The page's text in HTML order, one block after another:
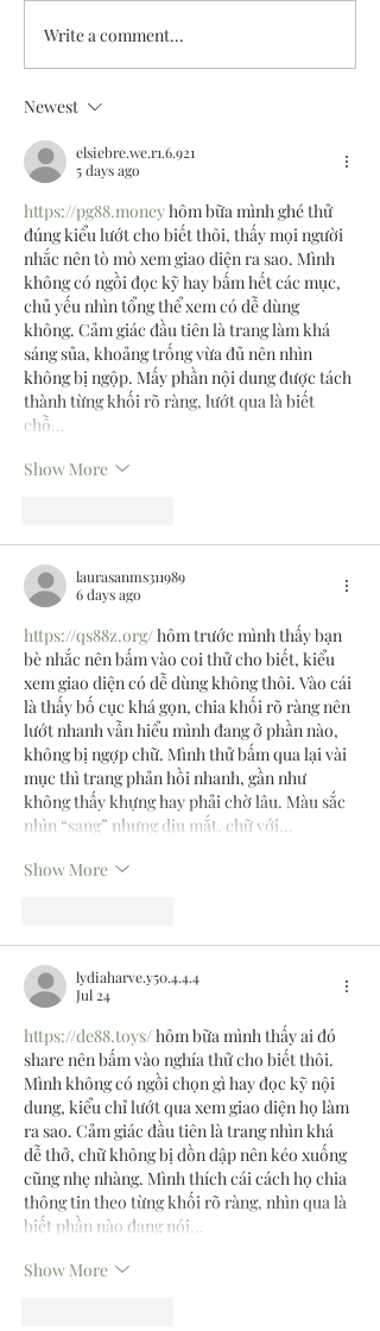
How McKinsey trains you better
than Harvard?
Write a comment...
Newest
elsiebre.we.r1.6.921
5 days ago
https://pg88.money hôm bữa mình ghé thử
đúng kiểu lướt cho biết thôi, thấy mọi người
nhắc nên tò mò xem giao diện ra sao. Mình
không có ngồi đọc kỹ hay bấm hết các mục,
chủ yếu nhìn tổng thể xem có dễ dùng
không. Cảm giác đầu tiên là trang làm khá
sáng sủa, khoảng trống vừa đủ nên nhìn
không bị ngộp. Mấy phần nội dung được tách
thành từng khối rõ ràng, lướt qua là biết
chỗ…
Show More
laurasanms311989
6 days ago
https://qs88z.org/ hôm trước mình thấy bạn
bè nhắc nên bấm vào coi thử cho biết, kiểu
xem giao diện có dễ dùng không thôi. Vào cái
là thấy bố cục khá gọn, chia khối rõ ràng nên
lướt nhanh vẫn hiểu mình đang ở phần nào,
không bị ngợp chữ. Mình thử bấm qua lại vài
mục thì trang phản hồi nhanh, gần như
không thấy khựng hay phải chờ lâu. Màu sắc
nhìn “sang” nhưng dịu mắt, chữ với…
Show More
lydiaharve.y50.4.4.4
Jul 24
https://de88.toys/ hôm bữa mình thấy ai đó
share nên bấm vào nghía thử cho biết thôi.
Mình không có ngồi chọn gì hay đọc kỹ nội
dung, kiểu chỉ lướt qua xem giao diện họ làm
ra sao. Cảm giác đầu tiên là trang nhìn khá
dễ thở, chữ không bị dồn dập nên kéo xuống
cũng nhẹ nhàng. Mình thích cái cách họ chia
thông tin theo từng khối rõ ràng, nhìn qua là
biết phần nào đang nói…
Show More